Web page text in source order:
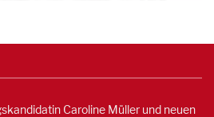
Caroline Müller und neuen